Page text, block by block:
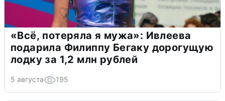
«Всё, потеряла я мужа»: Ивлеева
подарила Филиппу Бегаку дорогущую
лодку за 1,2 млн рублей
5 августа 195